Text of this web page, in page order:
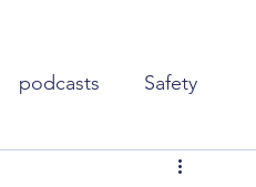
podcasts Safety
Síndrome Aerotóxica